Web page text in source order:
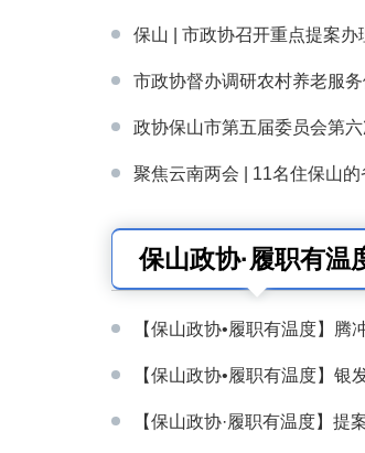
保山 | 市政协召开重点提案办
市政协督办调研农村养老服
政协保山市第五届委员会第
聚焦云南两会 | 11名住保山
保山政协·履职有温
【保山政协•履职有温度】腾
【保山政协•履职有温度】银
【保山政协·履职有温度】提